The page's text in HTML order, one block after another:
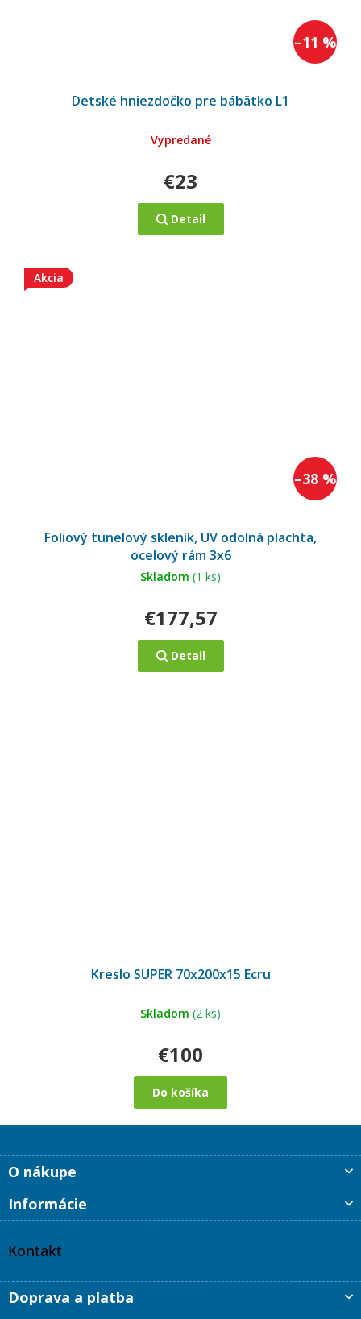
–11 %
Detské hniezdočko pre bábätko L1
Vypredané
€23
Detail
Akcia
–38 %
Foliový tunelový skleník, UV odolná plachta,
ocelový rám 3x6
Skladom (1 ks)
€177,57
Detail
Kreslo SUPER 70x200x15 Ecru
Skladom (2 ks)
€100
Do košíka
Z
ä
O nákupe
Informácie
Kontakt
Doprava a platba